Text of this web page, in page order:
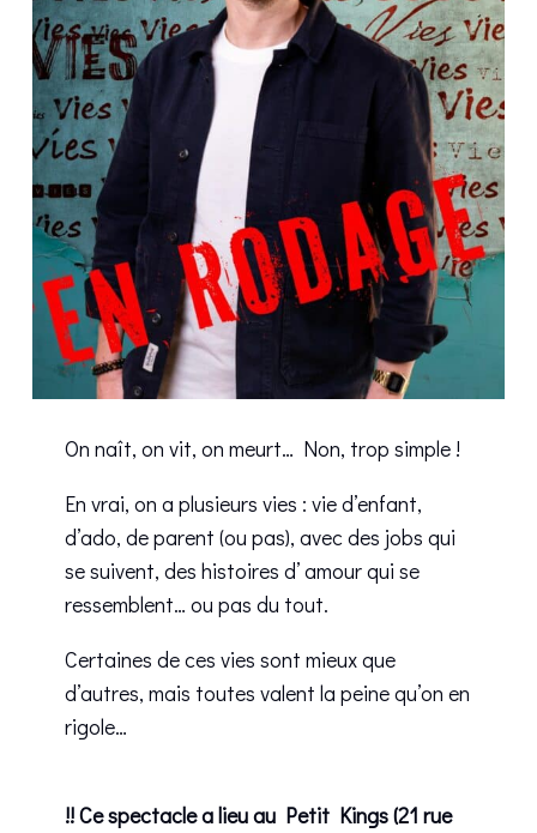
On naît, on vit, on meurt… Non, trop simple !
En vrai, on a plusieurs vies : vie d’enfant,
d’ado, de parent (ou pas), avec des jobs qui
se suivent, des histoires d’ amour qui se
ressemblent… ou pas du tout.
Certaines de ces vies sont mieux que
d’autres, mais toutes valent la peine qu’on en
rigole…
!! Ce spectacle a lieu au Petit Kings (21 rue